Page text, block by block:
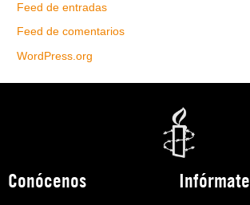
Feed de entradas
Feed de comentarios
WordPress.org
Conócenos Infórmate